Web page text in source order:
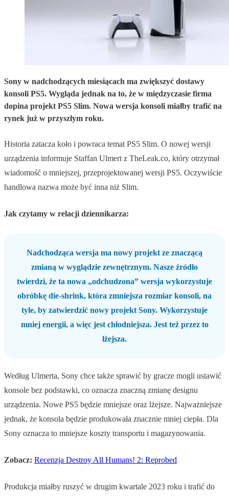
Sony w nadchodzących miesiącach ma zwiększyć dostawy
konsoli PS5. Wygląda jednak na to, że w międzyczasie firma
dopina projekt PS5 Slim. Nowa wersja konsoli miałby trafić na
rynek już w przyszłym roku.
Historia zatacza koło i powraca temat PS5 Slim. O nowej wersji
urządzenia informuje Staffan Ulmert z TheLeak.co, który otrzymał
wiadomość o mniejszej, przeprojektowanej wersji PS5. Oczywiście
handlowa nazwa może być inna niż Slim.
Jak czytamy w relacji dziennikarza:
Nadchodząca wersja ma nowy projekt ze znaczącą
zmianą w wyglądzie zewnętrznym. Nasze źródło
twierdzi, że ta nowa „odchudzona” wersja wykorzystuje
obróbkę die-shrink, która zmniejsza rozmiar konsoli, na
tyle, by zatwierdzić nowy projekt Sony. Wykorzystuje
mniej energii, a więc jest chłodniejsza. Jest też przez to
lżejsza.
Według Ulmerta, Sony chce także sprawić by gracze mogli ustawić
konsole bez podstawki, co oznacza znaczną zmianę designu
urządzenia. Nowe PS5 będzie mniejsze oraz lżejsze. Najważniejsze
jednak, że konsola będzie produkowała znacznie mniej ciepła. Dla
Sony oznacza to mniejsze koszty transportu i magazynowania.
Zobacz: Recenzja Destroy All Humans! 2: Reprobed
Produkcja miałby ruszyć w drugim kwartale 2023 roku i trafić do